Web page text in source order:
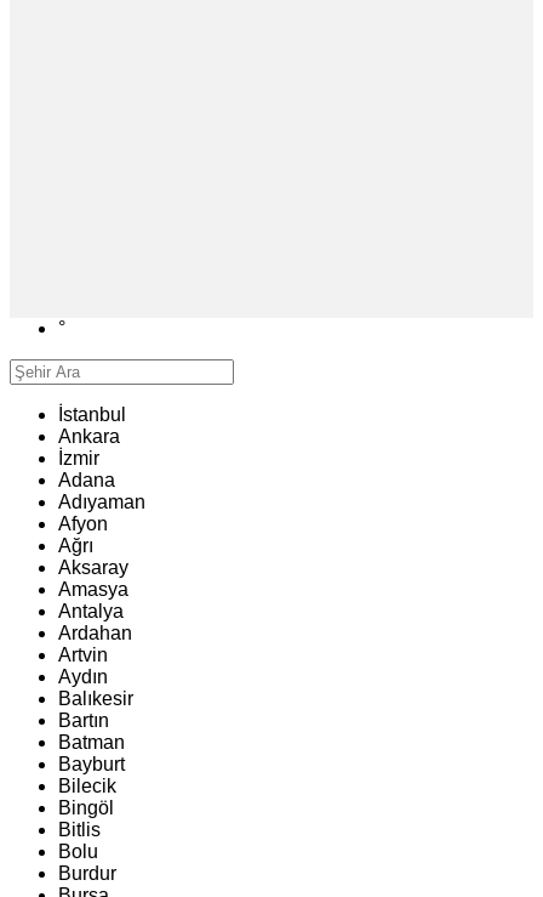
°
İstanbul
Ankara
İzmir
Adana
Adıyaman
Afyon
Ağrı
Aksaray
Amasya
Antalya
Ardahan
Artvin
Aydın
Balıkesir
Bartın
Batman
Bayburt
Bilecik
Bingöl
Bitlis
Bolu
Burdur